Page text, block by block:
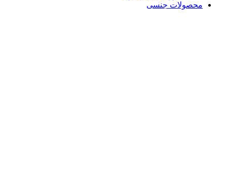
محصولات جنسی